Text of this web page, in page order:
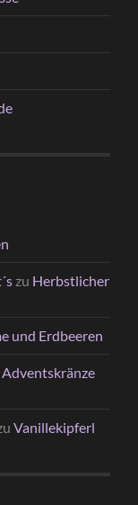
zu Herbstlicher
und Erdbeeren
Adventskränze
Vanillekipferl